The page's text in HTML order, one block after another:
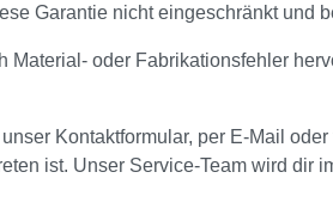
Garantie nicht eingeschränkt und
oder Fabrikationsfehler
Kontaktformular, per E-Mail
ist. Unser Service-Team wird